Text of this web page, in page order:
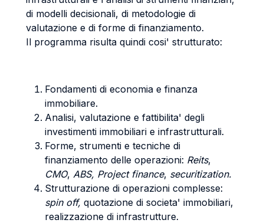
di modelli decisionali, di metodologie di
valutazione e di forme di finanziamento.
Il programma risulta quindi cosi' strutturato:
Fondamenti di economia e finanza
immobiliare.
Analisi, valutazione e fattibilita' degli
investimenti immobiliari e infrastrutturali.
Forme, strumenti e tecniche di
finanziamento delle operazioni: Reits,
CMO, ABS, Project finance, securitization.
Strutturazione di operazioni complesse:
spin off, quotazione di societa' immobiliari,
realizzazione di infrastrutture.